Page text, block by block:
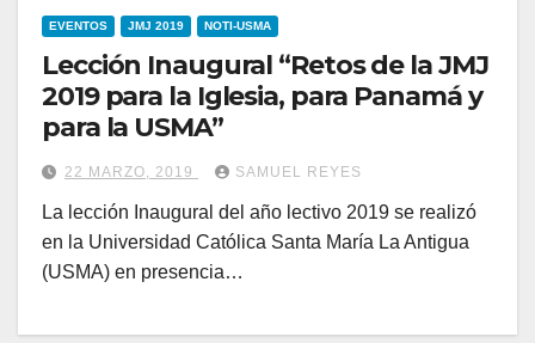
EVENTOS JMJ 2019 NOTI-USMA
Lección Inaugural “Retos de la JMJ
2019 para la Iglesia, para Panamá y
para la USMA”
22 MARZO, 2019 SAMUEL REYES
La lección Inaugural del año lectivo 2019 se realizó
en la Universidad Católica Santa María La Antigua
(USMA) en presencia…